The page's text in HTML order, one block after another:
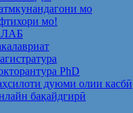
мо
мо!
PhD
дуюми олии касбӣ
бақайдгирӣ